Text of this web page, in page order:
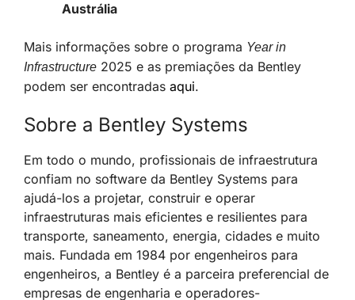
Austrália
Mais informações sobre o programa Year in
Infrastructure 2025 e as premiações da Bentley
podem ser encontradas aqui.
Sobre a Bentley Systems
Em todo o mundo, profissionais de infraestrutura
confiam no software da Bentley Systems para
ajudá-los a projetar, construir e operar
infraestruturas mais eficientes e resilientes para
transporte, saneamento, energia, cidades e muito
mais. Fundada em 1984 por engenheiros para
engenheiros, a Bentley é a parceira preferencial de
empresas de engenharia e operadores-